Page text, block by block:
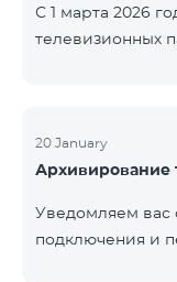
предоставлена
Благодарим за
С 1 марта 2026
телевизионных
только в тех
обязательной.
телевизионной
соответствуют
20 January
Архивирование
Уведомляем вас
подключения и